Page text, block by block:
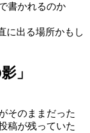
書かれるのか
に出る場所かもし
」
そのままだった
稿が残っていた